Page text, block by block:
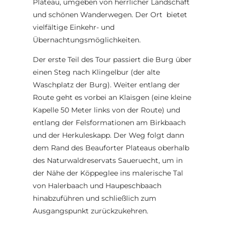
und schönen Wanderwegen. Der Ort bietet
vielfältige Einkehr- und
Übernachtungsmöglichkeiten.
Der erste Teil des Tour passiert die Burg über
einen Steg nach Klingelbur (der alte
Waschplatz der Burg). Weiter entlang der
Route geht es vorbei an Klaisgen (eine kleine
Kapelle 50 Meter links von der Route) und
entlang der Felsformationen am Birkbaach
und der Herkuleskapp. Der Weg folgt dann
dem Rand des Beauforter Plateaus oberhalb
des Naturwaldreservats Saueruecht, um in
der Nähe der Köppeglee ins malerische Tal
von Halerbaach und Haupeschbaach
hinabzuführen und schließlich zum
Ausgangspunkt zurückzukehren.